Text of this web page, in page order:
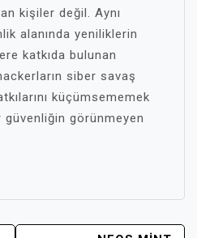
kişiler değil. Aynı
alanında yeniliklerin
katkıda bulunan
siber savaş
küçümsememek
görünmeyen